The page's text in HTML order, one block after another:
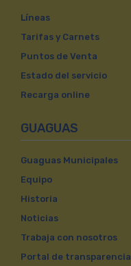
Líneas
Tarifas y Carnets
Puntos de Venta
Estado del servicio
Recarga online
GUAGUAS
Guaguas Municipales
Equipo
Historia
Noticias
Trabaja con nosotros
Portal de transparencia